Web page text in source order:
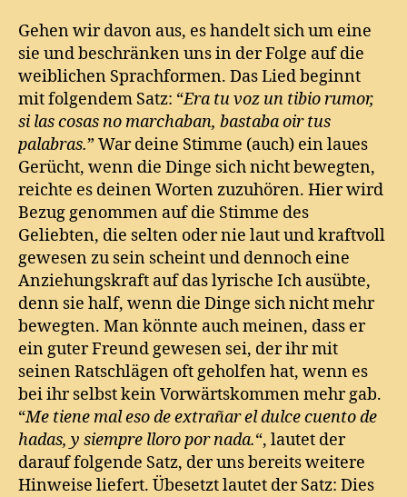
Gehen wir davon aus, es handelt sich um eine
sie und beschränken uns in der Folge auf die
weiblichen Sprachformen. Das Lied beginnt
mit folgendem Satz: “Era tu voz un tibio rumor,
si las cosas no marchaban, bastaba oir tus
palabras.” War deine Stimme (auch) ein laues
Gerücht, wenn die Dinge sich nicht bewegten,
reichte es deinen Worten zuzuhören. Hier wird
Bezug genommen auf die Stimme des
Geliebten, die selten oder nie laut und kraftvoll
gewesen zu sein scheint und dennoch eine
Anziehungskraft auf das lyrische Ich ausübte,
denn sie half, wenn die Dinge sich nicht mehr
bewegten. Man könnte auch meinen, dass er
ein guter Freund gewesen sei, der ihr mit
seinen Ratschlägen oft geholfen hat, wenn es
bei ihr selbst kein Vorwärtskommen mehr gab.
“Me tiene mal eso de extrañar el dulce cuento de
hadas, y siempre lloro por nada.“, lautet der
darauf folgende Satz, der uns bereits weitere
Hinweise liefert. Übesetzt lautet der Satz: Dies